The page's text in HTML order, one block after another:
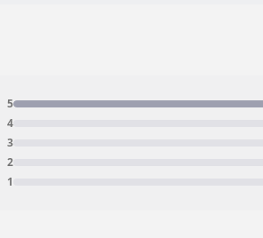
1
2
3
4
5